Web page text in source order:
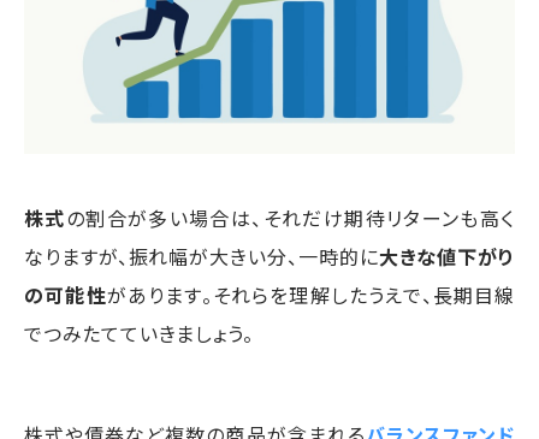
株式の割合が多い場合は、それだけ期待リターンも高く
なりますが、振れ幅が大きい分、一時的に大きな値下がり
の可能性があります。それらを理解したうえで、長期目線
でつみたてていきましょう。